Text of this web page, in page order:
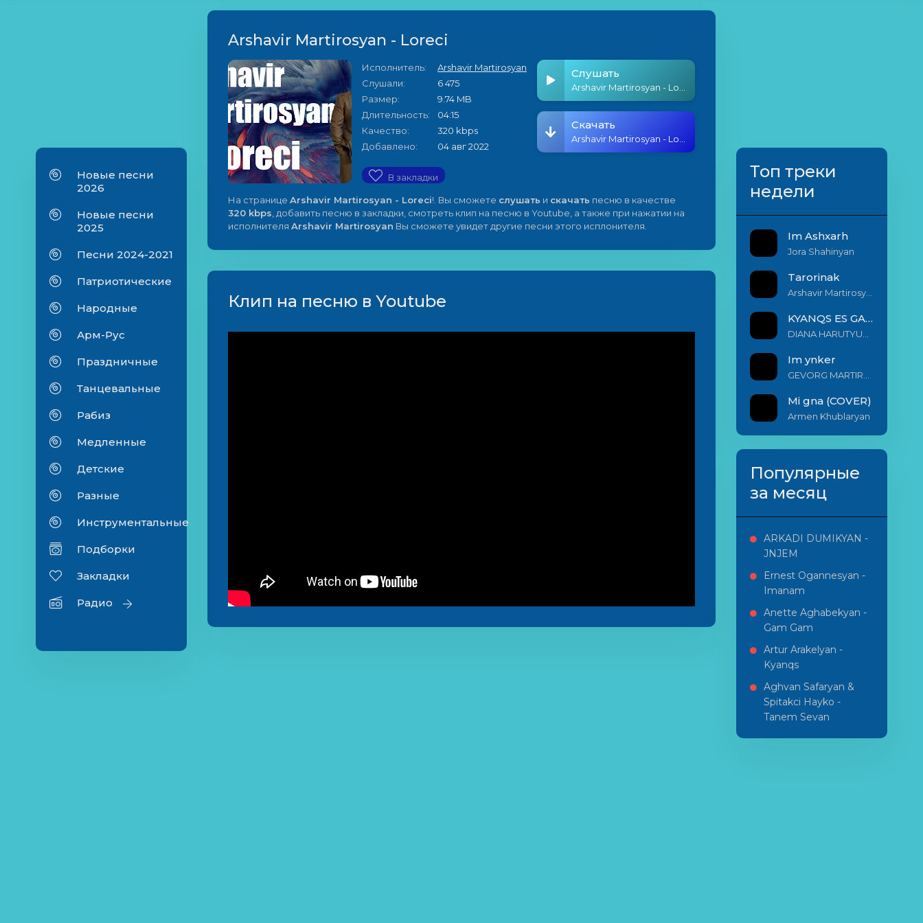
Новые песни
2026
Новые песни
2025
Песни 2024-2021
Патриотические
Народные
Арм-Рус
Праздничные
Танцевальные
Рабиз
Медленные
Детские
Разные
Инструментальные
Подборки
Закладки
Радио
Arshavir Martirosyan - Loreci
Исполнитель:
Arshavir Martirosyan
Слушали:
6 475
Размер:
9.74 MB
Длительность:
04:15
Качество:
320 kbps
Добавлено:
04 авг 2022
В закладки
Слушать
Скачать
На странице Arshavir Martirosyan - Loreci!. Вы сможете слушать и скачать песню в качестве
320 kbps , добавить песню в закладки, смотреть клип на песню в Youtube, а также при нажатии на
исполнителя Arshavir Martirosyan Вы сможете увидет другие песни этого исплонителя.
Клип на песню в Youtube
Топ треки
недели
Im Ashxarh
Jora Shahinyan
Tarorinak
KYANQS ES GALIS EM
Im ynker
Mi gna (COVER)
Armen Khublaryan
Популярные
за месяц
ARKADI DUMIKYAN -
JNJEM
Ernest Ogannesyan -
Imanam
Anette Aghabekyan -
Gam Gam
Artur Arakelyan -
Kyanqs
Aghvan Safaryan &
Spitakci Hayko -
Tanem Sevan